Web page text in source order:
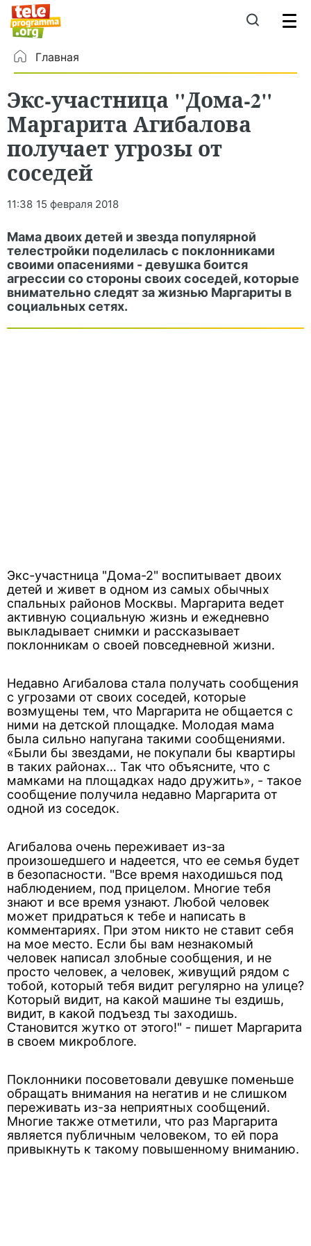
Главная
Экс-участница "Дома-2"
Маргарита Агибалова
получает угрозы от
соседей
11:38 15 февраля 2018
Мама двоих детей и звезда популярной
телестройки поделилась с поклонниками
своими опасениями - девушка боится
агрессии со стороны своих соседей, которые
внимательно следят за жизнью Маргариты в
социальных сетях.
Экс-участница "Дома-2" воспитывает двоих
детей и живет в одном из самых обычных
спальных районов Москвы. Маргарита ведет
активную социальную жизнь и ежедневно
выкладывает снимки и рассказывает
поклонникам о своей повседневной жизни.
Недавно Агибалова стала получать сообщения
с угрозами от своих соседей, которые
возмущены тем, что Маргарита не общается с
ними на детской площадке. Молодая мама
была сильно напугана такими сообщениями.
«Были бы звездами, не покупали бы квартиры
в таких районах… Так что объясните, что с
мамками на площадках надо дружить», - такое
сообщение получила недавно Маргарита от
одной из соседок.
Агибалова очень переживает из-за
произошедшего и надеется, что ее семья будет
в безопасности. "Все время находишься под
наблюдением, под прицелом. Многие тебя
знают и все время узнают. Любой человек
может придраться к тебе и написать в
комментариях. При этом никто не ставит себя
на мое место. Если бы вам незнакомый
человек написал злобные сообщения, и не
просто человек, а человек, живущий рядом с
тобой, который тебя видит регулярно на улице?
Который видит, на какой машине ты ездишь,
видит, в какой подъезд ты заходишь.
Становится жутко от этого!" - пишет Маргарита
в своем микроблоге.
Поклонники посоветовали девушке поменьше
обращать внимания на негатив и не слишком
переживать из-за неприятных сообщений.
Многие также отметили, что раз Маргарита
является публичным человеком, то ей пора
привыкнуть к такому повышенному вниманию.